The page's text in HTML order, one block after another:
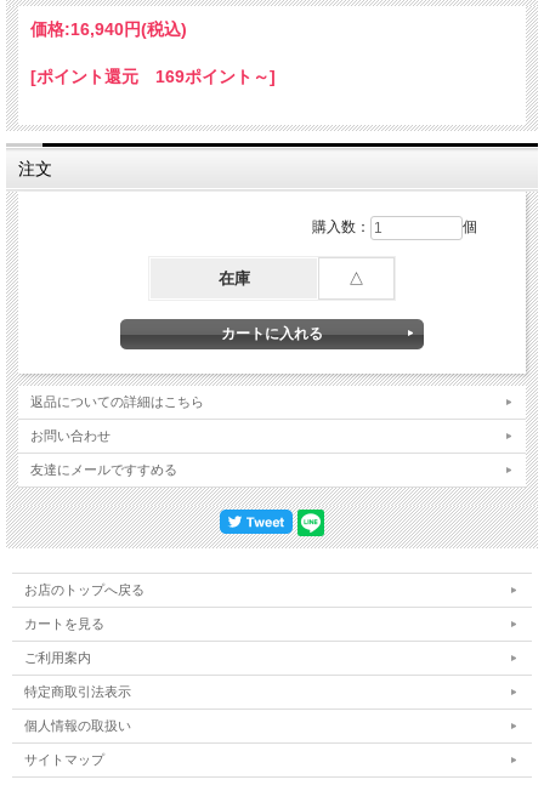
価格:16,940円(税込)
[ポイント還元 169ポイント～]
注文
購入数： 個
在庫 △
返品についての詳細はこちら
お問い合わせ
友達にメールですすめる
お店のトップへ戻る
カートを見る
ご利用案内
特定商取引法表示
個人情報の取扱い
サイトマップ